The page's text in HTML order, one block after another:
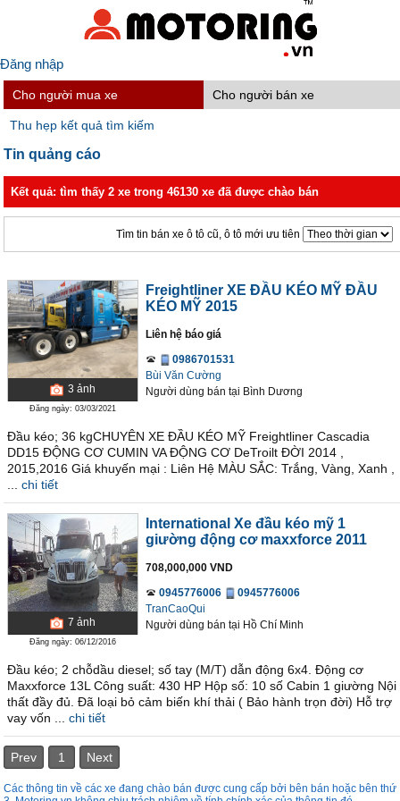
Đăng nhập
Cho người mua xe Cho người bán xe
Thu hẹp kết quả tìm kiếm
Tin quảng cáo
Kết quả: tìm thấy 2 xe trong 46130 xe đã được chào bán
Tìm tin bán xe ô tô cũ, ô tô mới ưu tiên
3 ảnh
Đăng ngày: 03/03/2021
Freightliner XE ĐẦU KÉO MỸ ĐẦU
KÉO MỸ 2015
Liên hệ báo giá
0986701531
Bùi Văn Cường
Người dùng bán tại Bình Dương
Đầu kéo; 36 kgCHUYÊN XE ĐẦU KÉO MỸ Freightliner Cascadia
DD15 ĐỘNG CƠ CUMIN VA ĐỘNG CƠ DeTroilt ĐỜI 2014 ,
2015,2016 Giá khuyến mại : Liên Hệ MÀU SẮC: Trắng, Vàng, Xanh ,
chi tiết
7 ảnh
Đăng ngày: 06/12/2016
International Xe đầu kéo mỹ 1
giường động cơ maxxforce 2011
708,000,000 VND
0945776006
0945776006
TranCaoQui
Người dùng bán tại Hồ Chí Minh
Đầu kéo; 2 chỗdầu diesel; số tay (M/T) dẫn động 6x4. Động cơ
Maxxforce 13L Công suất: 430 HP Hộp số: 10 số Cabin 1 giường Nội
thất đầy đủ. Đã loại bỏ cảm biến khí thải ( Bảo hành trọn đời) Hỗ trợ
vay vốn ...
chi tiết
Prev 1 Next
Các thông tin về các xe đang chào bán được cung cấp bởi bên bán hoặc bên thứ